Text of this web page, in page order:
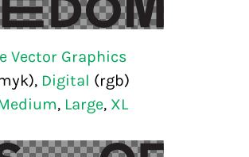
Vector Graphics
Digital (rgb)
, Large, XL